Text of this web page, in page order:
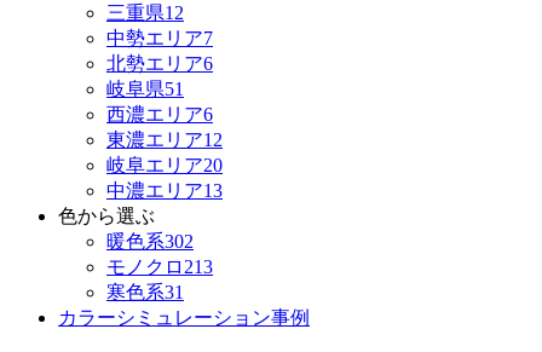
三重県12
中勢エリア7
北勢エリア6
岐阜県51
西濃エリア6
東濃エリア12
岐阜エリア20
中濃エリア13
色から選ぶ
暖色系302
モノクロ 213
寒色系31
カラーシミュレーション事例